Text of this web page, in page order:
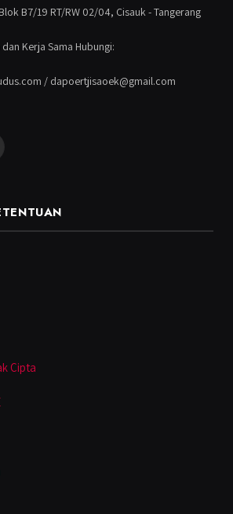
B7/19 RT/RW 02/04, Cisauk - Tangerang
Kerja Sama Hubungi:
/ dapoertjisaoek@gmail.com
Cipta